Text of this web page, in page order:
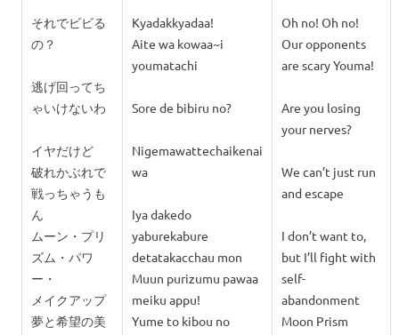
それでビビる
の？
逃げ回ってち
ゃいけないわ
イヤだけど
破れかぶれで
戦っちゃうも
ん
ムーン・プリ
ズム・パワ
ー・
メイクアップ
夢と希望の美
Kyadakkyadaa!
Aite wa kowaa~i
youmatachi
Sore de bibiru no?
Nigemawattechaikenai
wa
Iya dakedo
yaburekabure
detatakacchau mon
Muun purizumu pawaa
meiku appu!
Yume to kibou no
Oh no! Oh no!
Our opponents
are scary Youma!
Are you losing
your nerves?
We can’t just run
and escape
I don’t want to,
but I’ll fight with
self-
abandonment
Moon Prism